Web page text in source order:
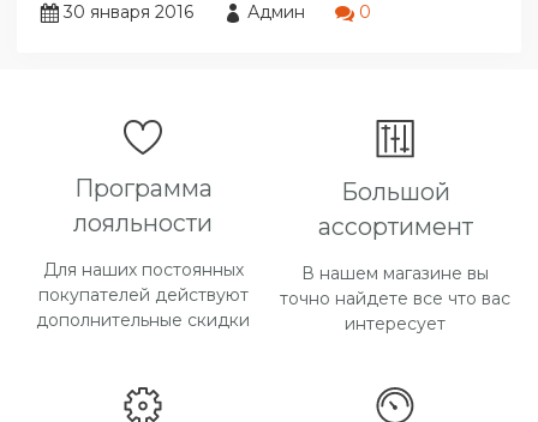
30 января 2016 Админ 0
Программа
лояльности
Для наших постоянных
покупателей действуют
дополнительные скидки
Большой
ассортимент
В нашем магазине вы
точно найдете все что вас
интересует